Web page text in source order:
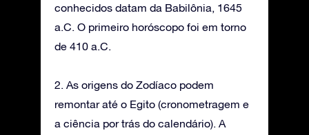
conhecidos datam da Babilônia, 1645
a.C. O primeiro horóscopo foi em torno
de 410 a.C.
2. As origens do Zodíaco podem
remontar até o Egito (cronometragem e
a ciência por trás do calendário). A